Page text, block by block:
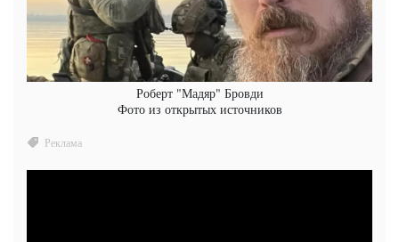
Роберт "Мадяр" Бровди
Фото из открытых источников